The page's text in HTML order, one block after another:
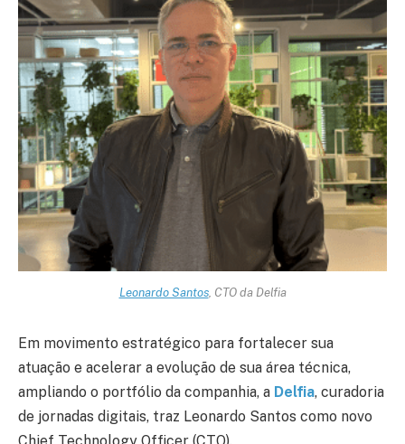
Leonardo Santos, CTO da Delfia
Em movimento estratégico para fortalecer sua
atuação e acelerar a evolução de sua área técnica,
ampliando o portfólio da companhia, a Delfia, curadoria
de jornadas digitais, traz Leonardo Santos como novo